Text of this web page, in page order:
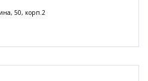
50, корп.2